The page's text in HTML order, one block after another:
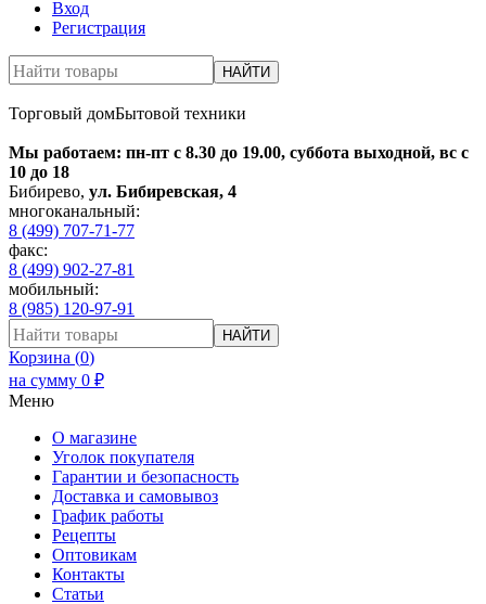
Вход
Регистрация
НАЙТИ
Торговый домБытовой техники
Мы работаем: пн-пт с 8.30 до 19.00, суббота выходной, вс с
10 до 18
Бибирево, ул. Бибиревская, 4
многоканальный:
8 (499) 707-71-77
факс:
8 (499) 902-27-81
мобильный:
8 (985) 120-97-91
НАЙТИ
Корзина (0)
на сумму 0 ₽
Меню
О магазине
Уголок покупателя
Гарантии и безопасность
Доставка и самовывоз
График работы
Рецепты
Оптовикам
Контакты
Статьи